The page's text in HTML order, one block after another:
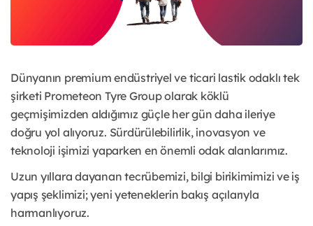
Dünyanın premium endüstriyel ve ticari lastik odaklı tek
şirketi Prometeon Tyre Group olarak köklü
geçmişimizden aldığımız güçle her gün daha ileriye
doğru yol alıyoruz. Sürdürülebilirlik, inovasyon ve
teknoloji işimizi yaparken en önemli odak alanlarımız.
Uzun yıllara dayanan tecrübemizi, bilgi birikimimizi ve iş
yapış şeklimizi; yeni yeteneklerin bakış açılarıyla
harmanlıyoruz.